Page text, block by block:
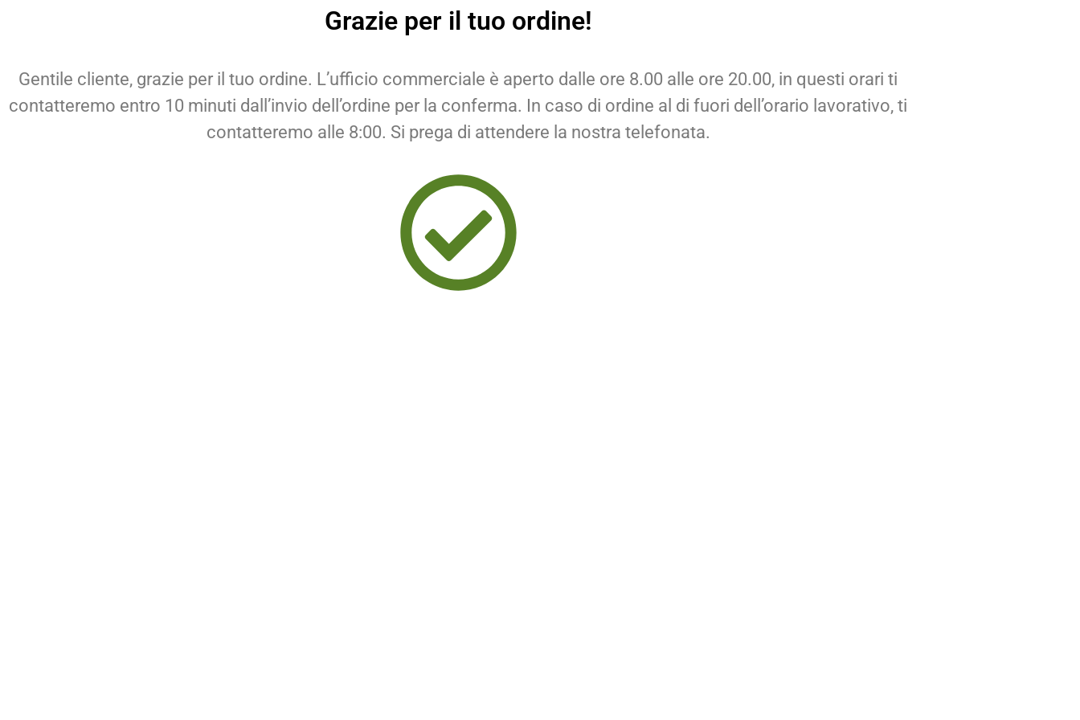
Grazie per il tuo ordine!
Gentile cliente, grazie per il tuo ordine. L’ufficio commerciale è aperto dalle ore 8.00 alle ore 20.00, in questi orari ti
contatteremo entro 10 minuti dall’invio dell’ordine per la conferma. In caso di ordine al di fuori dell’orario lavorativo, ti
contatteremo alle 8:00. Si prega di attendere la nostra telefonata.